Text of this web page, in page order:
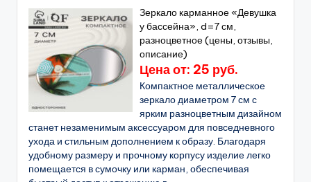
Зеркало карманное «Девушка
у бассейна», d=7 см,
разноцветное (цены, отзывы,
описание)
Цена от: 25 руб.
Компактное металлическое
зеркало диаметром 7 см с
ярким разноцветным дизайном
станет незаменимым аксессуаром для повседневного
ухода и стильным дополнением к образу. Благодаря
удобному размеру и прочному корпусу изделие легко
помещается в сумочку или карман, обеспечивая